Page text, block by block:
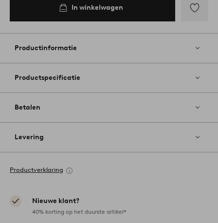
In winkelwagen
aan
Productinformatie
Productspecificatie
Betalen
Levering
Productverklaring
Nieuwe klant?
40% korting op het duurste artikel*